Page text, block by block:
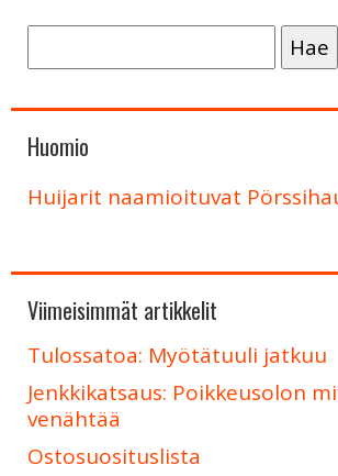
Huomio
Huijarit naamioituvat
Viimeisimmät artikkelit
Tulossatoa: Myötätuuli jatkuu
Jenkkikatsaus: Poikkeusolon
venähtää
Ostosuosituslista